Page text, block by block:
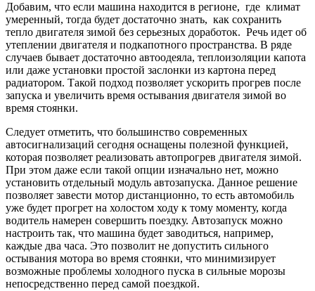
Добавим, что если машина находится в регионе, где климат
умеренный, тогда будет достаточно знать, как сохранить
тепло двигателя зимой без серьезных доработок. Речь идет об
утеплении двигателя и подкапотного пространства. В ряде
случаев бывает достаточно автоодеяла, теплоизоляции капота
или даже установки простой заслонки из картона перед
радиатором. Такой подход позволяет ускорить прогрев после
запуска и увеличить время остывания двигателя зимой во
время стоянки.
Следует отметить, что большинство современных
автосигнализаций сегодня оснащены полезной функцией,
которая позволяет реализовать автопрогрев двигателя зимой.
При этом даже если такой опции изначально нет, можно
установить отдельный модуль автозапуска. Данное решение
позволяет завести мотор дистанционно, то есть автомобиль
уже будет прогрет на холостом ходу к тому моменту, когда
водитель намерен совершить поездку. Автозапуск можно
настроить так, что машина будет заводиться, например,
каждые два часа. Это позволит не допустить сильного
остывания мотора во время стоянки, что минимизирует
возможные проблемы холодного пуска в сильные морозы
непосредственно перед самой поездкой.